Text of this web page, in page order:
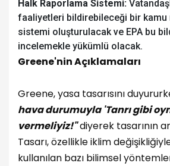
Halk Raporlama Sistemi:
faaliyetleri bildirebileceği bir kamu
sistemi oluşturulacak ve EPA bu
incelemekle yükümlü olacak.
Greene'nin Açıklamaları
Greene, yasa tasarısını
hava durumuyla 'Tanrı gibi
vermeliyiz!"diyerek tasarının
Tasarı, özellikle iklim
kullanılan bazı bilimsel